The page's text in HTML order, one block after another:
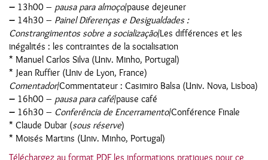
– 13h00 – pausa para almoço/pause dejeuner
– 14h30 – Painel Diferenças e Desigualdades :
Constrangimentos sobre a socialização/Les différences et les
inégalités : les contraintes de la socialisation
* Manuel Carlos Silva (Univ. Minho, Portugal)
* Jean Ruffier (Univ de Lyon, France)
Comentador/Commentateur : Casimiro Balsa (Univ. Nova, Lisboa)
– 16h00 – pausa para café/pause café
– 16h30 – Conferência de Encerramento/Conférence Finale
* Claude Dubar (sous réserve)
* Moisés Martins (Univ. Minho, Portugal)
Téléchargez au format PDF les informations pratiques pour ce